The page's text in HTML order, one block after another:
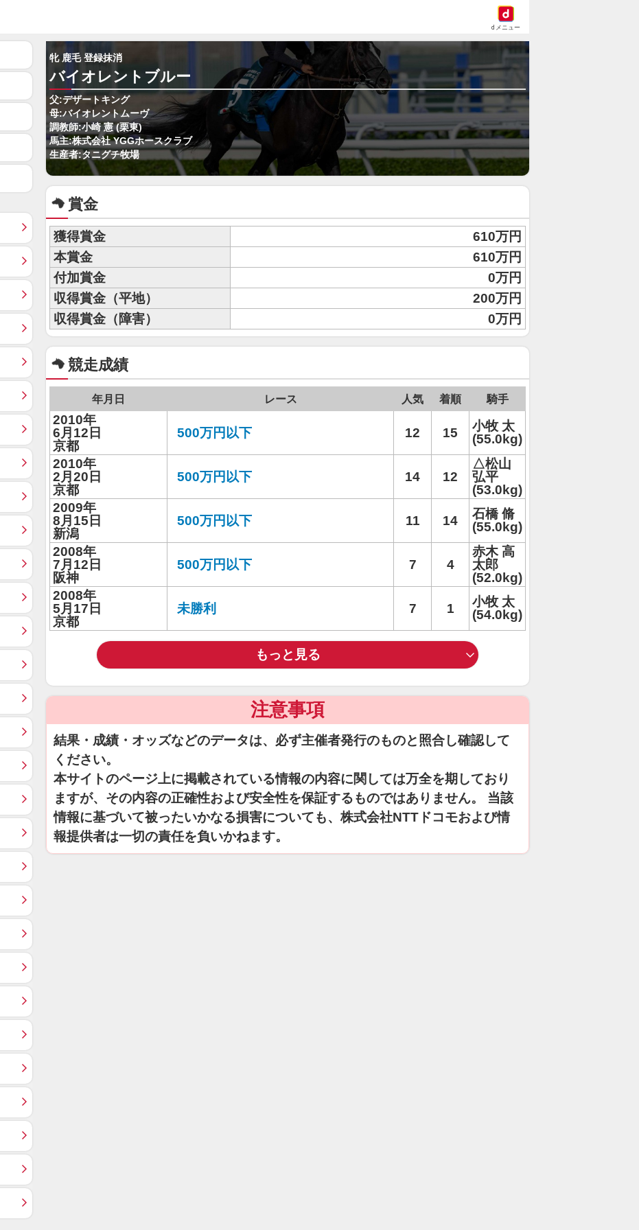
dメニュー
牝 鹿毛 登録抹消
バイオレントブルー
父:デザートキング
母:バイオレントムーヴ
調教師:小崎 憲 (栗東)
馬主:株式会社 YGGホースクラブ
生産者:タニグチ牧場
賞金
獲得賞金
610万円
本賞金
610万円
付加賞金
0万円
収得賞金（平地）
200万円
収得賞金（障害）
0万円
競走成績
年月日 レース 人気 着順 騎手
2010年
6月12日
京都
500万円以下 12 15
小牧 太
(55.0kg)
2010年
2月20日
京都
500万円以下 14 12
△松山
弘平
(53.0kg)
2009年
8月15日
新潟
500万円以下 11 14
石橋 脩
(55.0kg)
2008年
7月12日
阪神
500万円以下 7 4
赤木 高
太郎
(52.0kg)
2008年
5月17日
京都
未勝利 7 1
小牧 太
(54.0kg)
もっと見る
注意事項
結果・成績・オッズなどのデータは、必ず主催者発行のものと照合し確認して
ください。
本サイトのページ上に掲載されている情報の内容に関しては万全を期しており
ますが、その内容の正確性および安全性を保証するものではありません。 当該
情報に基づいて被ったいかなる損害についても、株式会社NTTドコモおよび情
報提供者は一切の責任を負いかねます。